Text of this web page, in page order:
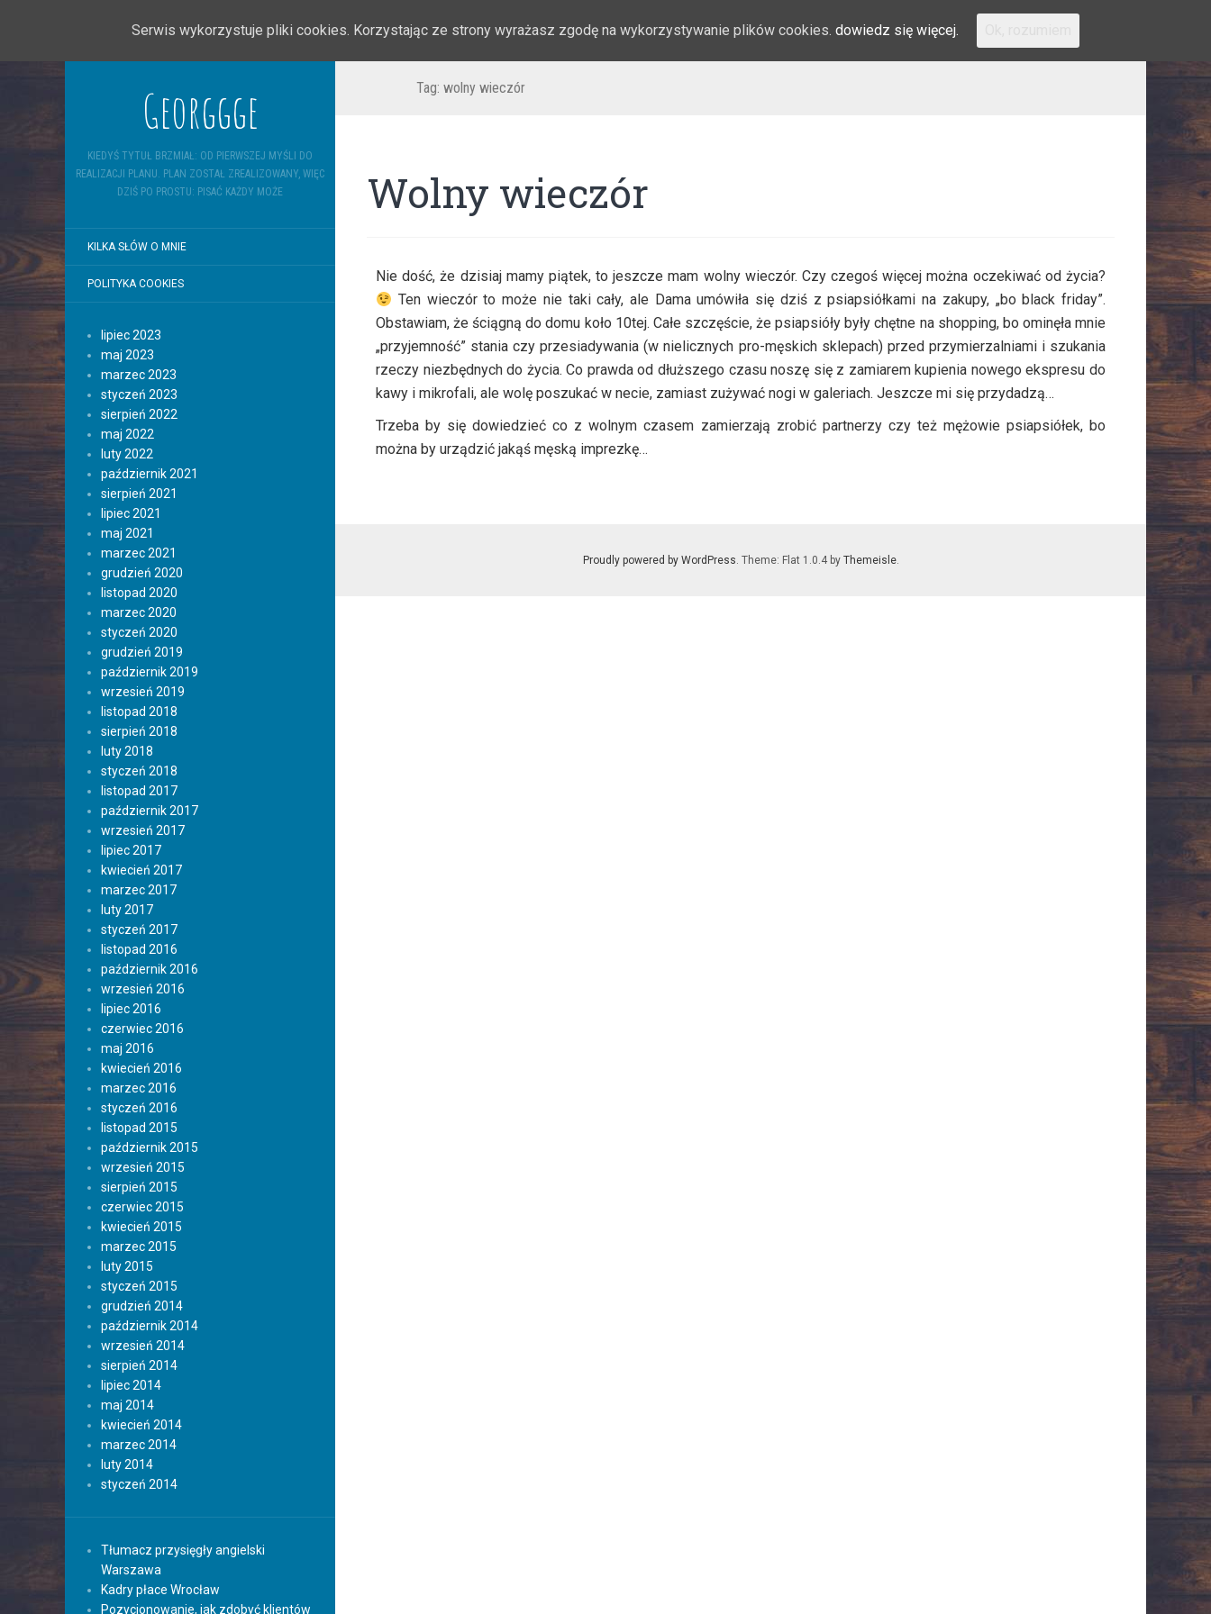
Georggge
KIEDYŚ TYTUŁ BRZMIAŁ: OD PIERWSZEJ MYŚLI DO
REALIZACJI PLANU. PLAN ZOSTAŁ ZREALIZOWANY, WIĘC
DZIŚ PO PROSTU: PISAĆ KAŻDY MOŻE
KILKA SŁÓW O MNIE
POLITYKA COOKIES
lipiec 2023
maj 2023
marzec 2023
styczeń 2023
sierpień 2022
maj 2022
luty 2022
październik 2021
sierpień 2021
lipiec 2021
maj 2021
marzec 2021
grudzień 2020
listopad 2020
marzec 2020
styczeń 2020
grudzień 2019
październik 2019
wrzesień 2019
listopad 2018
sierpień 2018
luty 2018
styczeń 2018
listopad 2017
październik 2017
wrzesień 2017
lipiec 2017
kwiecień 2017
marzec 2017
luty 2017
styczeń 2017
listopad 2016
październik 2016
wrzesień 2016
lipiec 2016
czerwiec 2016
maj 2016
kwiecień 2016
marzec 2016
styczeń 2016
listopad 2015
październik 2015
wrzesień 2015
sierpień 2015
czerwiec 2015
kwiecień 2015
marzec 2015
luty 2015
styczeń 2015
grudzień 2014
październik 2014
wrzesień 2014
sierpień 2014
lipiec 2014
maj 2014
kwiecień 2014
marzec 2014
luty 2014
styczeń 2014
Tłumacz przysięgły angielski
Warszawa
Kadry płace Wrocław
Pozycjonowanie, jak zdobyć klientów
Tag: wolny wieczór
Wolny wieczór
Nie dość, że dzisiaj mamy piątek, to jeszcze mam wolny wieczór. Czy czegoś więcej można oczekiwać od życia?
Ten wieczór to może nie taki cały, ale Dama umówiła się dziś z psiapsiółkami na zakupy, „bo black friday”.
Obstawiam, że ściągną do domu koło 10tej. Całe szczęście, że psiapsióły były chętne na shopping, bo ominęła mnie
„przyjemność” stania czy przesiadywania (w nielicznych pro-męskich sklepach) przed przymierzalniami i szukania
rzeczy niezbędnych do życia. Co prawda od dłuższego czasu noszę się z zamiarem kupienia nowego ekspresu do
kawy i mikrofali, ale wolę poszukać w necie, zamiast zużywać nogi w galeriach. Jeszcze mi się przydadzą…
Trzeba by się dowiedzieć co z wolnym czasem zamierzają zrobić partnerzy czy też mężowie psiapsiółek, bo
można by urządzić jakąś męską imprezkę…
Proudly powered by WordPress. Theme: Flat 1.0.4 by Themeisle.
Serwis wykorzystuje pliki cookies. Korzystając ze strony wyrażasz zgodę na wykorzystywanie plików cookies. dowiedz się więcej.